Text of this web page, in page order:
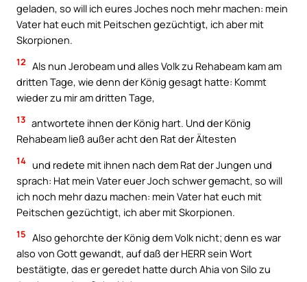
geladen, so will ich eures Joches noch mehr machen: mein
Vater hat euch mit Peitschen gezüchtigt, ich aber mit
Skorpionen.
12 Als nun Jerobeam und alles Volk zu Rehabeam kam am
dritten Tage, wie denn der König gesagt hatte: Kommt
wieder zu mir am dritten Tage,
13 antwortete ihnen der König hart. Und der König
Rehabeam ließ außer acht den Rat der Ältesten
14 und redete mit ihnen nach dem Rat der Jungen und
sprach: Hat mein Vater euer Joch schwer gemacht, so will
ich noch mehr dazu machen: mein Vater hat euch mit
Peitschen gezüchtigt, ich aber mit Skorpionen.
15 Also gehorchte der König dem Volk nicht; denn es war
also von Gott gewandt, auf daß der HERR sein Wort
bestätigte, das er geredet hatte durch Ahia von Silo zu